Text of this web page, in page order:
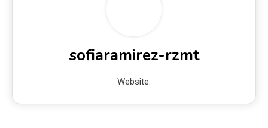
sofiaramirez-rzmt
Website: